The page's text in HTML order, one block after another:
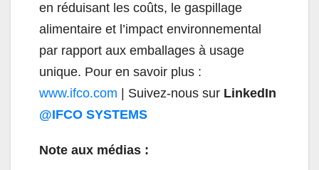
en réduisant les coûts, le gaspillage
alimentaire et l’impact environnemental
par rapport aux emballages à usage
unique. Pour en savoir plus :
www.ifco.com | Suivez-nous sur LinkedIn
@IFCO SYSTEMS
Note aux médias :